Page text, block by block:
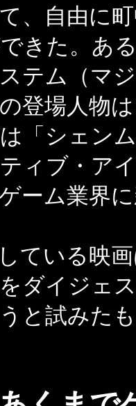
、自由に
きた。あ
テム（マ
登場人物
「シェン
ィブ・ア
ーム業界
ている映
ダイジェ
と試みた